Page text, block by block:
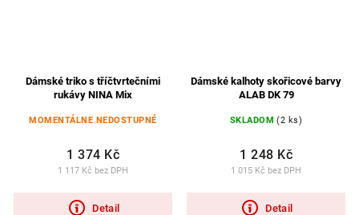
Dámské triko s tříčtvrtečními
rukávy NINA Mix
MOMENTÁLNE NEDOSTUPNÉ
1 117 Kč bez DPH
1 374 Kč
Detail
Dámské kalhoty skořicové barvy
ALAB DK 79
SKLADOM (2 ks)
1 015 Kč bez DPH
1 248 Kč
Detail